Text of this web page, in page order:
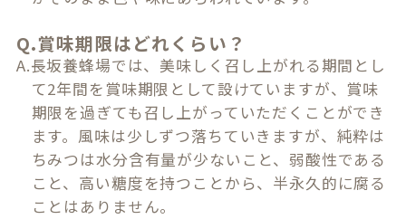
Q.賞味期限はどれくらい？
A.長坂養蜂場では、美味しく召し上がれる期間とし
て2年間を賞味期限として設けていますが、賞味
期限を過ぎても召し上がっていただくことができ
ます。風味は少しずつ落ちていきますが、純粋は
ちみつは水分含有量が少ないこと、弱酸性である
こと、高い糖度を持つことから、半永久的に腐る
ことはありません。